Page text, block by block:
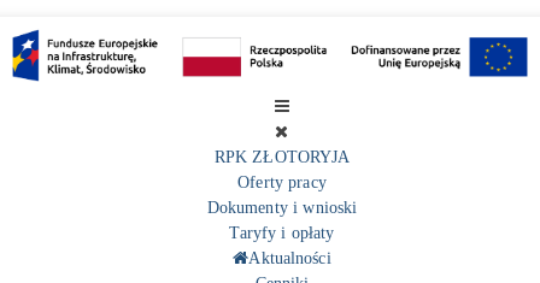
RPK ZŁOTORYJA
Oferty pracy
Dokumenty i wnioski
Taryfy i opłaty
Aktualności